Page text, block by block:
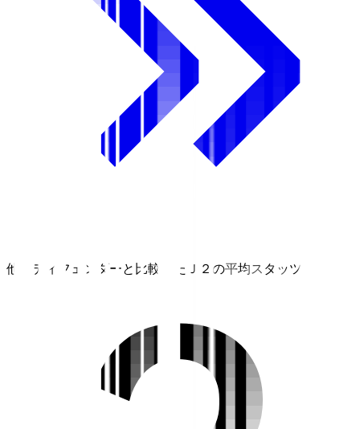
他のディフェンダーと比較したＪ２の平均スタッツ